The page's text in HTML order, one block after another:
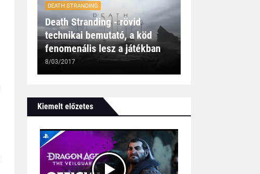
DEATH STRANDING
Death Stranding - rövid
technikai bemutató, a köd
fenomenális lesz a játékban
8/03/2017
Kiemelt előzetes